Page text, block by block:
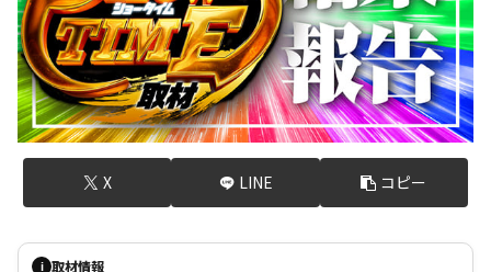
X LINE コピー
i 取材情報